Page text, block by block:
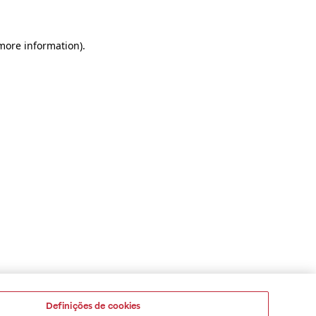
information).
Definições de cookies